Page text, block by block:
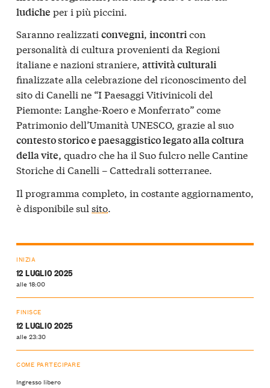
ludiche per i più piccini.
Saranno realizzati convegni, incontricon
personalità di cultura provenienti da Regioni
italiane e nazioni straniere, attività culturali
finalizzate alla celebrazione del riconoscimento del
sito di Canelli ne “I Paesaggi Vitivinicoli del
Piemonte: Langhe-Roero e Monferrato” come
Patrimonio dell’Umanità UNESCO, grazie al suo
contesto storico e paesaggistico legato alla coltura
della vite, quadro che ha il Suo fulcro nelle Cantine
Storiche di Canelli – Cattedrali sotterranee.
Il programma completo, in costante aggiornamento,
è disponibile sul sito.
INIZIA
12 LUGLIO 2025
alle 18:00
FINISCE
12 LUGLIO 2025
alle 23:30
COME PARTECIPARE
Ingresso libero